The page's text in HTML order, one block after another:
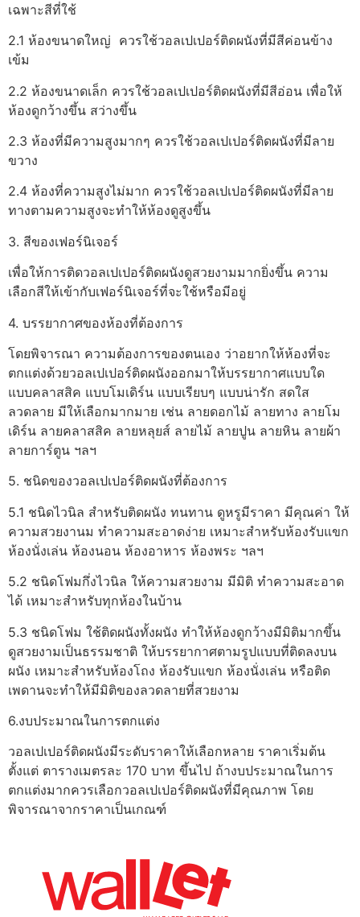
เฉพาะสีที่ใช้
2.1 ห้องขนาดใหญ่ ควรใช้วอลเปเปอร์ติดผนังที่มีสีค่อนข้าง
เข้ม
2.2 ห้องขนาดเล็ก ควรใช้วอลเปเปอร์ติดผนังที่มีสีอ่อน เพื่อให้
ห้องดูกว้างขึ้น สว่างขึ้น
2.3 ห้องที่มีความสูงมากๆ ควรใช้วอลเปเปอร์ติดผนังที่มีลาย
ขวาง
2.4 ห้องที่ความสูงไม่มาก ควรใช้วอลเปเปอร์ติดผนังที่มีลาย
ทางตามความสูงจะทำให้ห้องดูสูงขึ้น
3. สีของเฟอร์นิเจอร์
เพื่อให้การติดวอลเปเปอร์ติดผนังดูสวยงามมากยิ่งขึ้น ความ
เลือกสีให้เข้ากับเฟอร์นิเจอร์ที่จะใช้หรือมีอยู่
4. บรรยากาศของห้องที่ต้องการ
โดยพิจารณา ความต้องการของตนเอง ว่าอยากให้ห้องที่จะ
ตกแต่งด้วยวอลเปเปอร์ติดผนังออกมาให้บรรยากาศแบบใด
แบบคลาสสิค แบบโมเดิร์น แบบเรียบๆ แบบน่ารัก สดใส
ลวดลาย มีให้เลือกมากมาย เช่น ลายดอกไม้ ลายทาง ลายโม
เดิร์น ลายคลาสสิค ลายหลุยส์ ลายไม้ ลายปูน ลายหิน ลายผ้า
ลายการ์ตูน ฯลฯ
5. ชนิดของวอลเปเปอร์ติดผนังที่ต้องการ
5.1 ชนิดไวนิล สำหรับติดผนัง ทนทาน ดูหรูมีราคา มีคุณค่า ให้
ความสวยงานม ทำความสะอาดง่าย เหมาะสำหรับห้องรับแขก
ห้องนั่งเล่น ห้องนอน ห้องอาหาร ห้องพระ ฯลฯ
5.2 ชนิดโฟมกึ่งไวนิล ให้ความสวยงาม มีมิติ ทำความสะอาด
ได้ เหมาะสำหรับทุกห้องในบ้าน
5.3 ชนิดโฟม ใช้ติดผนังทั้งผนัง ทำให้ห้องดูกว้างมีมิติมากขึ้น
ดูสวยงามเป็นธรรมชาติ ให้บรรยากาศตามรูปแบบที่ติดลงบน
ผนัง เหมาะสำหรับห้องโถง ห้องรับแขก ห้องนั่งเล่น หรือติด
เพดานจะทำให้มีมิติของลวดลายที่สวยงาม
6.งบประมาณในการตกแต่ง
วอลเปเปอร์ติดผนังมีระดับราคาให้เลือกหลาย ราคาเริ่มต้น
ตั้งแต่ ตารางเมตรละ 170 บาท ขึ้นไป ถ้างบประมาณในการ
ตกแต่งมากควรเลือกวอลเปเปอร์ติดผนังที่มีคุณภาพ โดย
พิจารณาจากราคาเป็นเกณฑ์